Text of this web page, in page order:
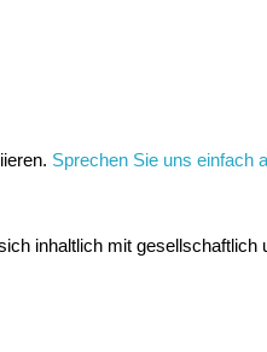
Sprechen Sie uns einfach
inhaltlich mit